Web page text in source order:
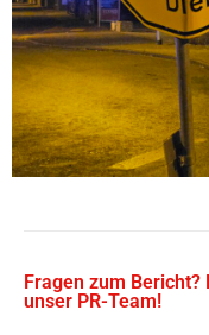
Fragen zum
unser PR-Team!